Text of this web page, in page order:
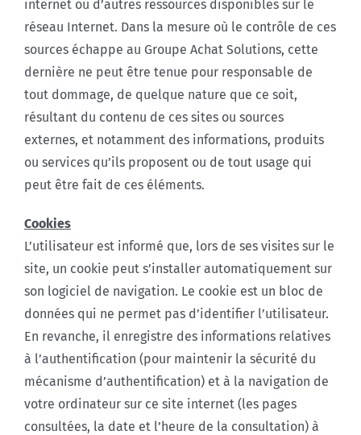
internet ou d’autres ressources disponibles sur le
réseau Internet. Dans la mesure où le contrôle de ces
sources échappe au Groupe Achat Solutions, cette
dernière ne peut être tenue pour responsable de
tout dommage, de quelque nature que ce soit,
résultant du contenu de ces sites ou sources
externes, et notamment des informations, produits
ou services qu’ils proposent ou de tout usage qui
peut être fait de ces éléments.
Cookies
L’utilisateur est informé que, lors de ses visites sur le
site, un cookie peut s’installer automatiquement sur
son logiciel de navigation. Le cookie est un bloc de
données qui ne permet pas d’identifier l’utilisateur.
En revanche, il enregistre des informations relatives
à l’authentification (pour maintenir la sécurité du
mécanisme d’authentification) et à la navigation de
votre ordinateur sur ce site internet (les pages
consultées, la date et l’heure de la consultation) à